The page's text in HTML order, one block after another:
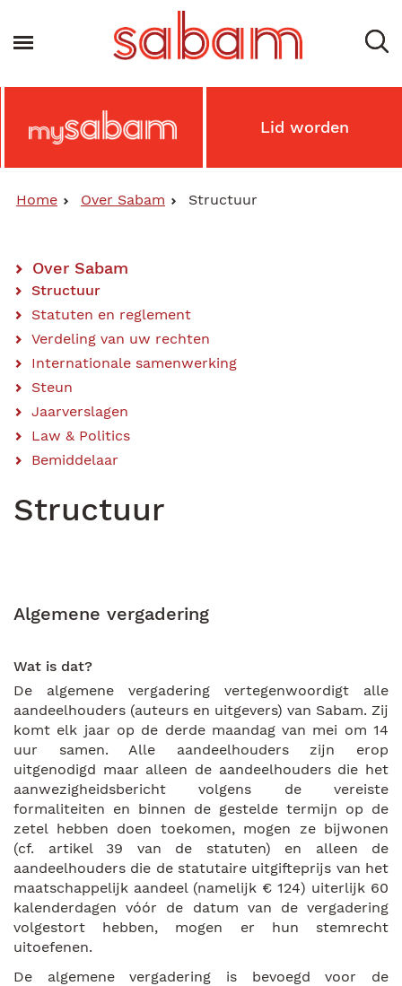
naar
inhoud
Main
Secondary
Menu
MySabam Lid worden
Navigatie wisselen
Home Over Sabam Structuur
Main
Content
Menu
Over Sabam
Structuur
Statuten en reglement
Verdeling van uw rechten
Internationale samenwerking
Steun
Jaarverslagen
Law & Politics
Bemiddelaar
Structuur
Algemene vergadering
Wat is dat?
De algemene vergadering vertegenwoordigt alle
aandeelhouders (auteurs en uitgevers) van Sabam. Zij
komt elk jaar op de derde maandag van mei om 14
uur samen. Alle aandeelhouders zijn erop
uitgenodigd maar alleen de aandeelhouders die het
aanwezigheidsbericht volgens de vereiste
formaliteiten en binnen de gestelde termijn op de
zetel hebben doen toekomen, mogen ze bijwonen
(cf. artikel 39 van de statuten) en alleen de
aandeelhouders die de statutaire uitgifteprijs van het
maatschappelijk aandeel (namelijk € 124) uiterlijk 60
kalenderdagen vóór de datum van de vergadering
volgestort hebben, mogen er hun stemrecht
uitoefenen.
De algemene vergadering is bevoegd voor de